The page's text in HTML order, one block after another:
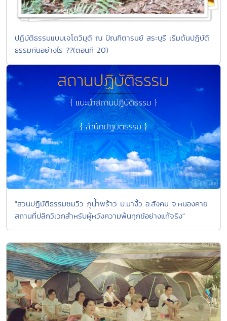
ปฏิบัติธรรมแบบเจโตวิมุติ ณ ปัณฑิตารมย์ สระบุรี เริ่มต้นปฏิบัติ
ธรรมกันอย่างไร ??(ตอนที่ 20)
"สวนปฏิบัติธรรมชมวิว ภูน้ำพร้าว บ.นางิ้ว อ.สังคม จ.หนองคาย
สถานที่ปลีกวิเวกสำหรับผู้หวังความพ้นทุกข์อย่างแท้จริง"